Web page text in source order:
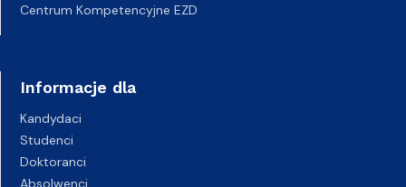
Centrum Kompetencyjne EZD
Informacje dla
Kandydaci
Studenci
Doktoranci
Absolwenci